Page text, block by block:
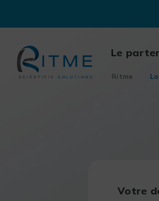
content
Le
Ritme
Votre